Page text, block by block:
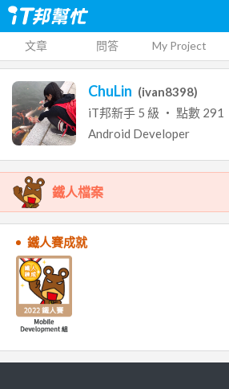
文章 問答 My Project
ChuLin (ivan8398)
iT邦新手 5 級 ‧ 點數 291
Android Developer
鐵人檔案
鐵人賽成就